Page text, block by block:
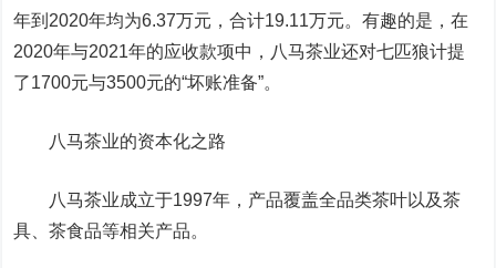
年到2020年均为6.37万元，合计19.11万元。有趣的是，在
2020年与2021年的应收款项中，八马茶业还对七匹狼计提
了1700元与3500元的“坏账准备”。
八马茶业的资本化之路
八马茶业成立于1997年，产品覆盖全品类茶叶以及茶
具、茶食品等相关产品。